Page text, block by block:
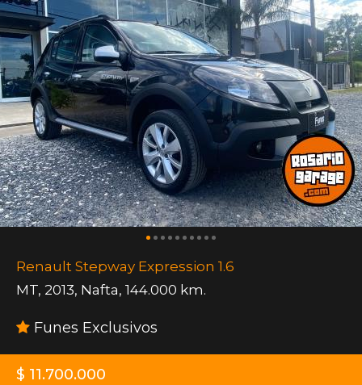
Renault Stepway Expression 1.6
MT, 2013, Nafta, 144.000 km.
Funes Exclusivos
$ 11.700.000